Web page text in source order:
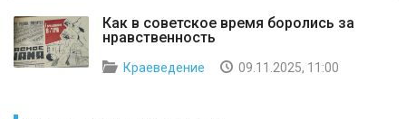
Как в советское время боролись за
нравственность
Краеведение 09.11.2025, 11:00